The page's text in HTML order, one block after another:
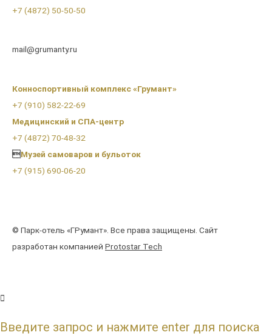
+7 (4872) 50-50-50
mail@grumanty.ru
Конноспортивный комплекс «Грумант»
+7 (910) 582-22-69
Медицинский и СПА-центр
+7 (4872) 70-48-32
Музей самоваров и бульоток
+7 (915) 690-06-20
© Парк-отель «ГРумант». Все права защищены. Сайт
разработан компанией Protostar Tech
Введите запрос и нажмите enter для поиска